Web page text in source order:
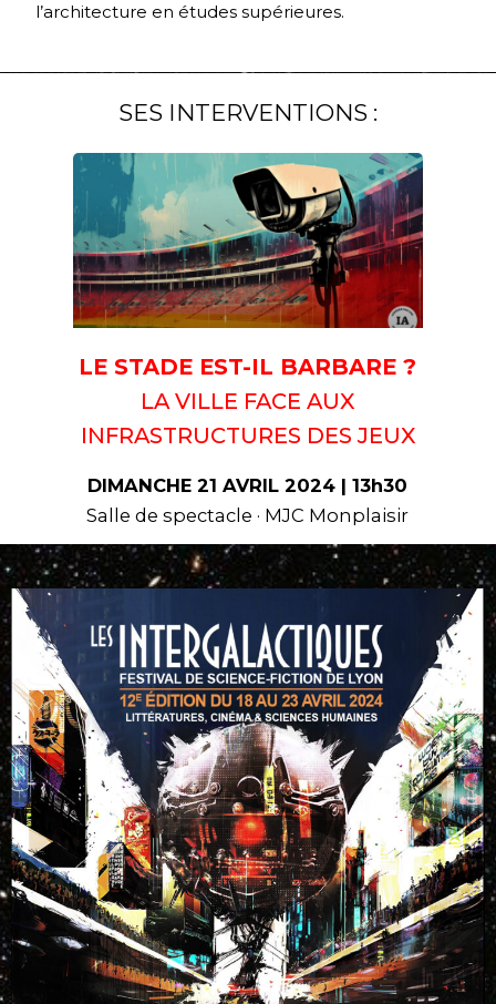
l’architecture en études supérieures.
SES INTERVENTIONS :
LE STADE EST-IL BARBARE ?
LA VILLE FACE AUX
INFRASTRUCTURES DES JEUX
DIMANCHE 21 AVRIL 2024 | 13h30
Salle de spectacle · MJC Monplaisir